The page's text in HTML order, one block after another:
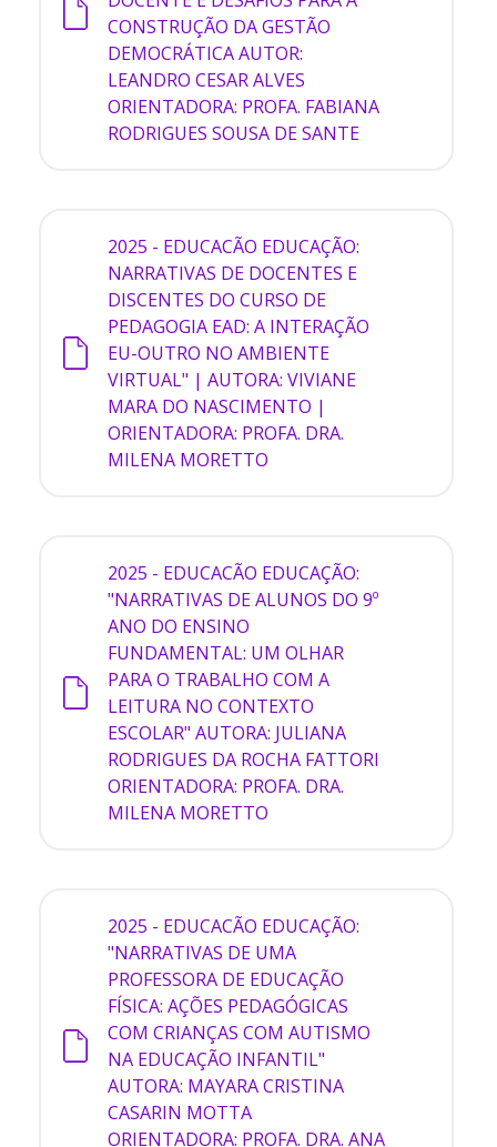
CONSTRUÇÃO DA GESTÃO
DEMOCRÁTICA AUTOR:
LEANDRO CESAR ALVES
ORIENTADORA: PROFA. FABIANA
RODRIGUES SOUSA DE SANTE
2025 - EDUCACÃO EDUCAÇÃO:
NARRATIVAS DE DOCENTES E
DISCENTES DO CURSO DE
PEDAGOGIA EAD: A INTERAÇÃO
EU-OUTRO NO AMBIENTE
VIRTUAL" | AUTORA: VIVIANE
MARA DO NASCIMENTO |
ORIENTADORA: PROFA. DRA.
MILENA MORETTO
2025 - EDUCACÃO EDUCAÇÃO:
"NARRATIVAS DE ALUNOS DO 9º
ANO DO ENSINO
FUNDAMENTAL: UM OLHAR
PARA O TRABALHO COM A
LEITURA NO CONTEXTO
ESCOLAR" AUTORA: JULIANA
RODRIGUES DA ROCHA FATTORI
ORIENTADORA: PROFA. DRA.
MILENA MORETTO
2025 - EDUCACÃO EDUCAÇÃO:
"NARRATIVAS DE UMA
PROFESSORA DE EDUCAÇÃO
FÍSICA: AÇÕES PEDAGÓGICAS
COM CRIANÇAS COM AUTISMO
NA EDUCAÇÃO INFANTIL"
AUTORA: MAYARA CRISTINA
CASARIN MOTTA
ORIENTADORA: PROFA. DRA. ANA